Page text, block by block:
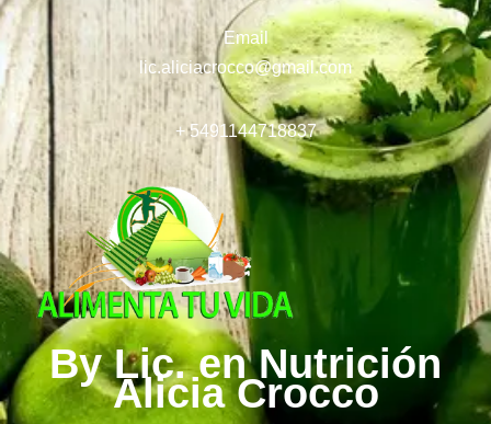
Email
lic.aliciacrocco@gmail.com
+ 5491144718837
By Lic. en Nutrición
Alicia Crocco